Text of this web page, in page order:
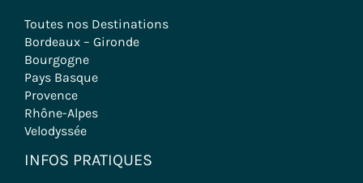
Toutes nos Destinations
Bordeaux – Gironde
Bourgogne
Pays Basque
Provence
Rhône-Alpes
Velodyssée
INFOS PRATIQUES